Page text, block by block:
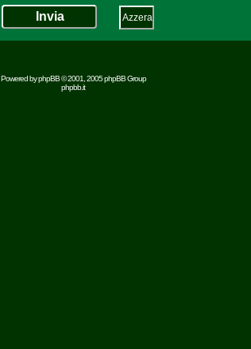
Powered byphpBB© 2001, 2005 phpBB Group
phpbb.it